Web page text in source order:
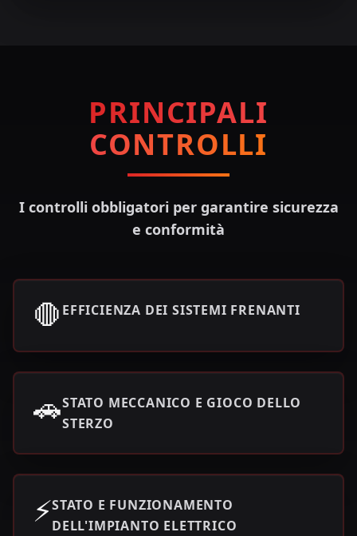
PRINCIPALI
CONTROLLI
I controlli obbligatori per garantire sicurezza
e conformità
🛑 EFFICIENZA DEI SISTEMI FRENANTI
🚗STATO MECCANICO E GIOCO DELLO
STERZO
⚡STATO E FUNZIONAMENTO
DELL'IMPIANTO ELETTRICO